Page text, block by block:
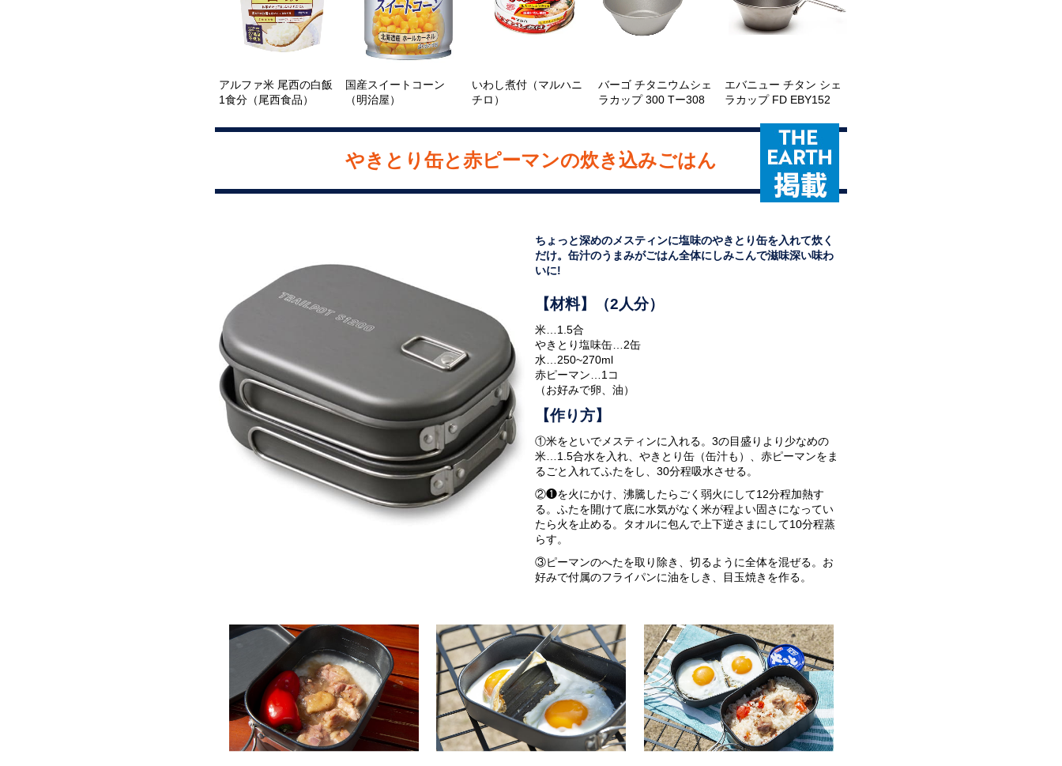
アルファ米 尾西の白飯
1食分（尾西食品）
国産スイートコーン
（明治屋）
いわし煮付（マルハニ
チロ）
バーゴ チタニウムシェ
ラカップ 300 Tー308
エバニュー チタン シェ
ラカップ FD EBY152
やきとり缶と赤ピーマンの炊き込みごはん
ちょっと深めのメスティンに塩味のやきとり缶を入れて炊く
だけ。缶汁のうまみがごはん全体にしみこんで滋味深い味わ
いに!
【材料】（2人分）
米…1.5合
やきとり塩味缶…2缶
水…250~270ml
赤ピーマン…1コ
（お好みで卵、油）
【作り方】
①米をといでメスティンに入れる。3の目盛りより少なめの
米…1.5合水を入れ、やきとり缶（缶汁も）、赤ピーマンをま
るごと入れてふたをし、30分程吸水させる。
②❶を火にかけ、沸騰したらごく弱火にして12分程加熱す
る。ふたを開けて底に水気がなく米が程よい固さになってい
たら火を止める。タオルに包んで上下逆さまにして10分程蒸
らす。
③ピーマンのへたを取り除き、切るように全体を混ぜる。お
好みで付属のフライパンに油をしき、目玉焼きを作る。